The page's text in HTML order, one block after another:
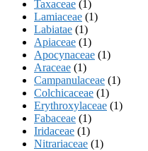
Taxaceae (1)
Lamiaceae (1)
Labiatae (1)
Apiaceae (1)
Apocynaceae (1)
Araceae (1)
Campanulaceae (1)
Colchicaceae (1)
Erythroxylaceae (1)
Fabaceae (1)
Iridaceae (1)
Nitrariaceae (1)